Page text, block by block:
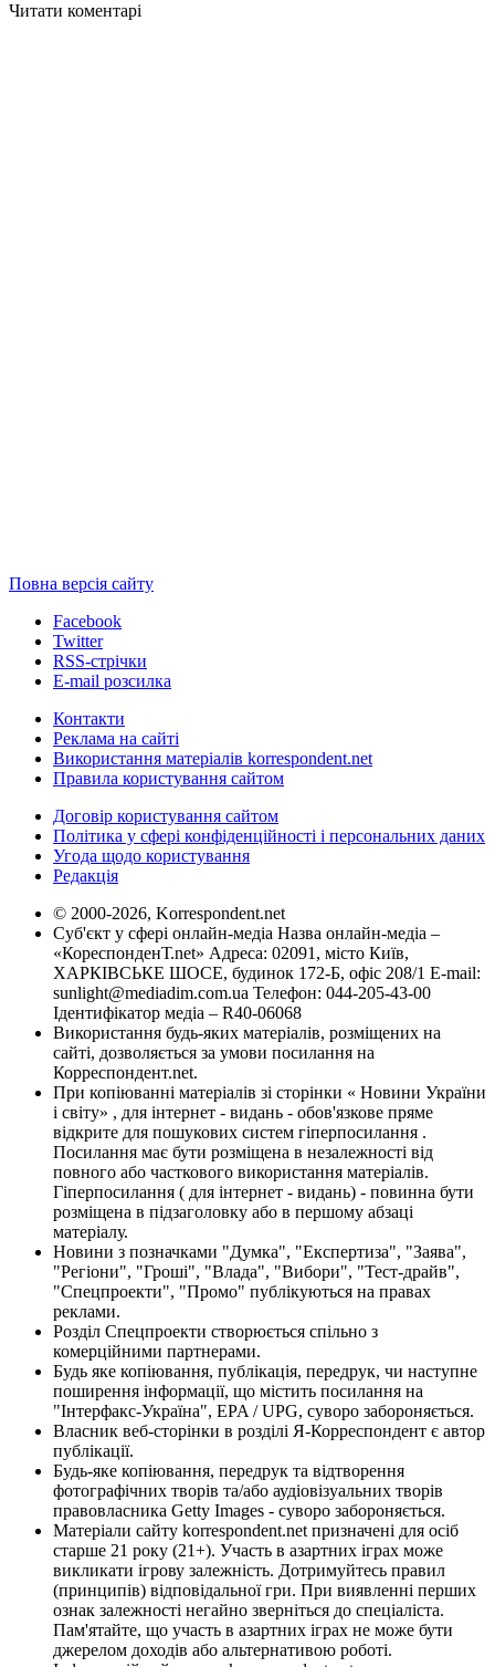
Читати коментарі
Повна версія сайту
Facebook
Twitter
RSS-стрічки
E-mail розсилка
Контакти
Реклама на сайті
Використання матеріалів korrespondent.net
Правила користування сайтом
Договір користування сайтом
Політика у сфері конфіденційності і персональних даних
Угода щодо користування
Редакція
© 2000-2026, Korrespondent.net
Суб'єкт у сфері онлайн-медіа Назва онлайн-медіа –
«КореспонденТ.net» Адреса: 02091, місто Київ,
ХАРКІВСЬКЕ ШОСЕ, будинок 172-Б, офіс 208/1 E-mail:
sunlight@mediadim.com.ua Телефон: 044-205-43-00
Ідентифікатор медіа – R40-06068
Використання будь-яких матеріалів, розміщених на
сайті, дозволяється за умови посилання на
Корреспондент.net.
При копіюванні матеріалів зі сторінки « Новини України
і світу» , для інтернет - видань - обов'язкове пряме
відкрите для пошукових систем гіперпосилання .
Посилання має бути розміщена в незалежності від
повного або часткового використання матеріалів.
Гіперпосилання ( для інтернет - видань) - повинна бути
розміщена в підзаголовку або в першому абзаці
матеріалу.
Новини з позначками "Думка", "Експертиза", "Заява",
"Регіони", "Гроші", "Влада", "Вибори", "Тест-драйв",
"Спецпроекти", "Промо" публікуються на правах
реклами.
Розділ Спецпроекти створюється спільно з
комерційними партнерами.
Будь яке копіювання, публікація, передрук, чи наступне
поширення інформації, що містить посилання на
"Інтерфакс-Україна", EPA / UPG, суворо забороняється.
Власник веб-сторінки в розділі Я-Корреспондент є автор
публікації.
Будь-яке копіювання, передрук та відтворення
фотографічних творів та/або аудіовізуальних творів
правовласника Getty Images - суворо забороняється.
Матеріали сайту korrespondent.net призначені для осіб
старше 21 року (21+). Участь в азартних іграх може
викликати ігрову залежність. Дотримуйтесь правил
(принципів) відповідальної гри. При виявленні перших
ознак залежності негайно зверніться до спеціаліста.
Пам'ятайте, що участь в азартних іграх не може бути
джерелом доходів або альтернативою роботі.